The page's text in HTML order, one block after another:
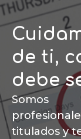
de ti,
debe
Somos
titulados y